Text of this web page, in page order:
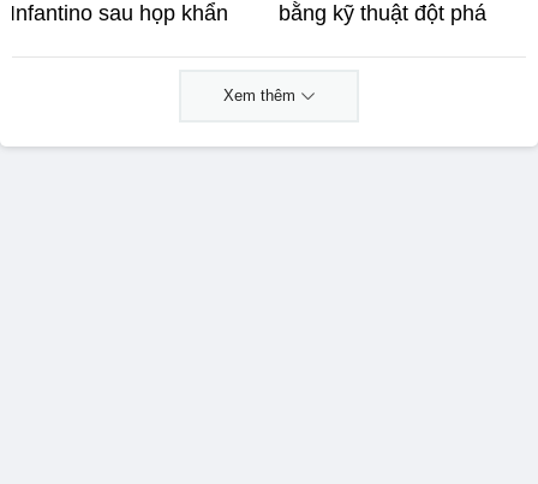
Infantino sau họp khẩn
bằng kỹ thuật đột phá
Xem thêm